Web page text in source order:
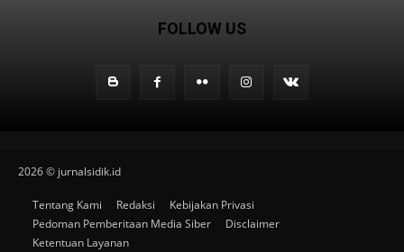
FOLLOW US
2026 © jurnalsidik.id
Tentang Kami Redaksi
Kebijakan Privasi
Pedoman Pemberitaan Media Siber
Disclaimer
Ketentuan Layanan